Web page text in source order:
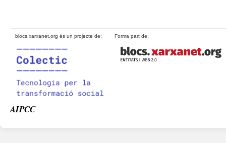
blocs.xarxanet.org és un projecte de: Forma part de:
AIPCC